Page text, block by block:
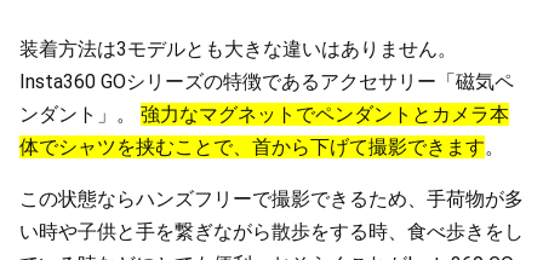
装着方法は3モデルとも大きな違いはありません。
Insta360 GOシリーズの特徴であるアクセサリー「磁気ペ
ンダント」。 強力なマグネットでペンダントとカメラ本
体でシャツを挟むことで、首から下げて撮影できます。
この状態ならハンズフリーで撮影できるため、手荷物が多
い時や子供と手を繋ぎながら散歩をする時、食べ歩きをし